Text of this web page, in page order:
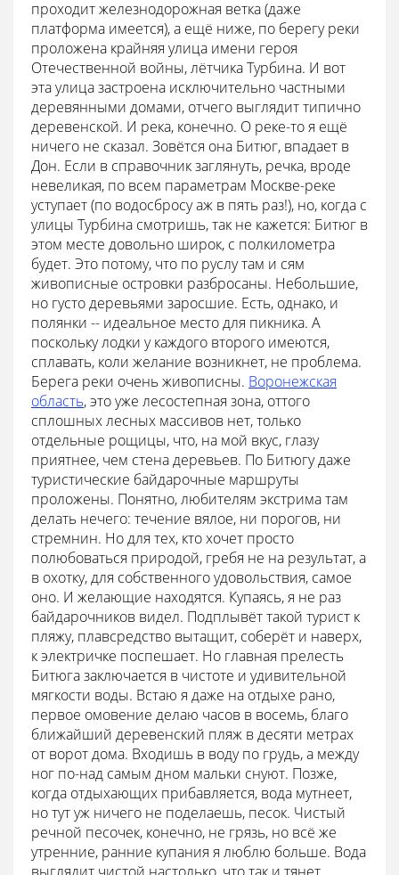
проходит железнодорожная ветка (даже
платформа имеется), а ещё ниже, по берегу реки
проложена крайняя улица имени героя
Отечественной войны, лётчика Турбина. И вот
эта улица застроена исключительно частными
деревянными домами, отчего выглядит типично
деревенской. И река, конечно. О реке-то я ещё
ничего не сказал. Зовётся она Битюг, впадает в
Дон. Если в справочник заглянуть, речка, вроде
невеликая, по всем параметрам Москве-реке
уступает (по водосбросу аж в пять раз!), но, когда с
улицы Турбина смотришь, так не кажется: Битюг в
этом месте довольно широк, с полкилометра
будет. Это потому, что по руслу там и сям
живописные островки разбросаны. Небольшие,
но густо деревьями заросшие. Есть, однако, и
полянки -- идеальное место для пикника. А
поскольку лодки у каждого второго имеются,
сплавать, коли желание возникнет, не проблема.
Берега реки очень живописны. Воронежская
область, это уже лесостепная зона, оттого
сплошных лесных массивов нет, только
отдельные рощицы, что, на мой вкус, глазу
приятнее, чем стена деревьев. По Битюгу даже
туристические байдарочные маршруты
проложены. Понятно, любителям экстрима там
делать нечего: течение вялое, ни порогов, ни
стремнин. Но для тех, кто хочет просто
полюбоваться природой, гребя не на результат, а
в охотку, для собственного удовольствия, самое
оно. И желающие находятся. Купаясь, я не раз
байдарочников видел. Подплывёт такой турист к
пляжу, плавсредство вытащит, соберёт и наверх,
к электричке поспешает. Но главная прелесть
Битюга заключается в чистоте и удивительной
мягкости воды. Встаю я даже на отдыхе рано,
первое омовение делаю часов в восемь, благо
ближайший деревенский пляж в десяти метрах
от ворот дома. Входишь в воду по грудь, а между
ног по-над самым дном мальки снуют. Позже,
когда отдыхающих прибавляется, вода мутнеет,
но тут уж ничего не поделаешь, песок. Чистый
речной песочек, конечно, не грязь, но всё же
утренние, ранние купания я люблю больше. Вода